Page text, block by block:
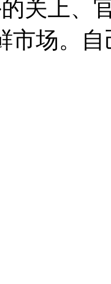
关上、
市场。